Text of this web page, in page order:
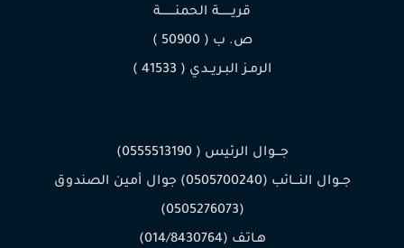
قريـــــــة الحمنــــــــة
ص. ب ( 50900 )
الرمـز البـريــدي ( 41533 )
جـــوال الرئيس ( 0555513190)
جــوال النـــائب (0505700240) جوال أمين الصندوق
(0505276073)
هـاتف (014/8430764)